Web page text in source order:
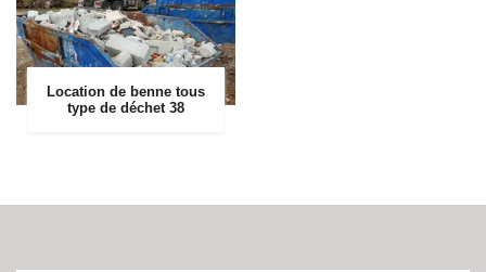
Location de benne tous
type de déchet 38